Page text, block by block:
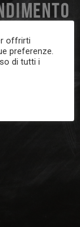
offrirti
preferenze.
di tutti i